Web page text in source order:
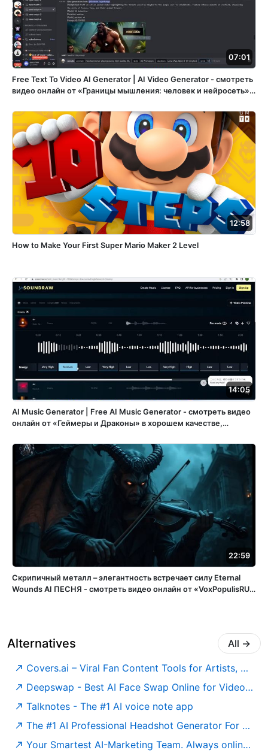
07:01
Free Text To Video AI Generator | AI Video Generator - смотреть
видео онлайн от «Границы мышления: человек и нейросеть» в
6:21:47 00:07:01.
12:58
How to Make Your First Super Mario Maker 2 Level
14:05
AI Music Generator | Free AI Music Generator - смотреть видео
онлайн от «Геймеры и Драконы» в хорошем качестве,
22:59
Скрипичный металл – элегантность встречает силу Eternal
Wounds ️AI ПЕСНЯ - смотреть видео онлайн от «VoxPopulisRU»
Alternatives All →
Covers.ai – Viral Fan Content Tools for Artists, Music Teams & Creators
Deepswap - Best AI Face Swap Online for Video & Photo
Talknotes - The #1 AI voice note app
The #1 AI Professional Headshot Generator For LinkedIn & More
Your Smartest AI-Marketing Team. Always online, Always professional